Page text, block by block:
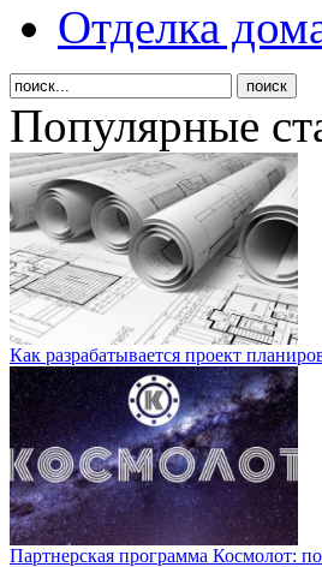
Отделка
Популярные
Как разрабатывается проект
Партнерская программа Космолот: